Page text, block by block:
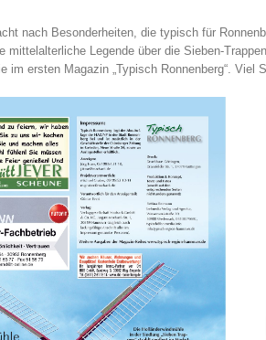
nach Besonderheiten, die typisch für
Legende über die Sieben-
ersten Magazin „Typisch Ronnenberg“. Viel